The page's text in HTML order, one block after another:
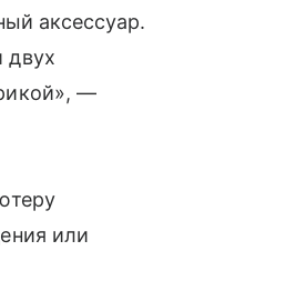
аксессуар.
двух
—
или